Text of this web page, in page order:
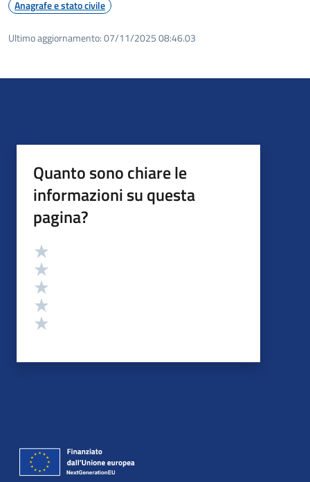
Anagrafe e stato civile
Ultimo aggiornamento:07/11/2025 08:46.03
Quanto sono chiare le
informazioni su questa
pagina?
Valutazione